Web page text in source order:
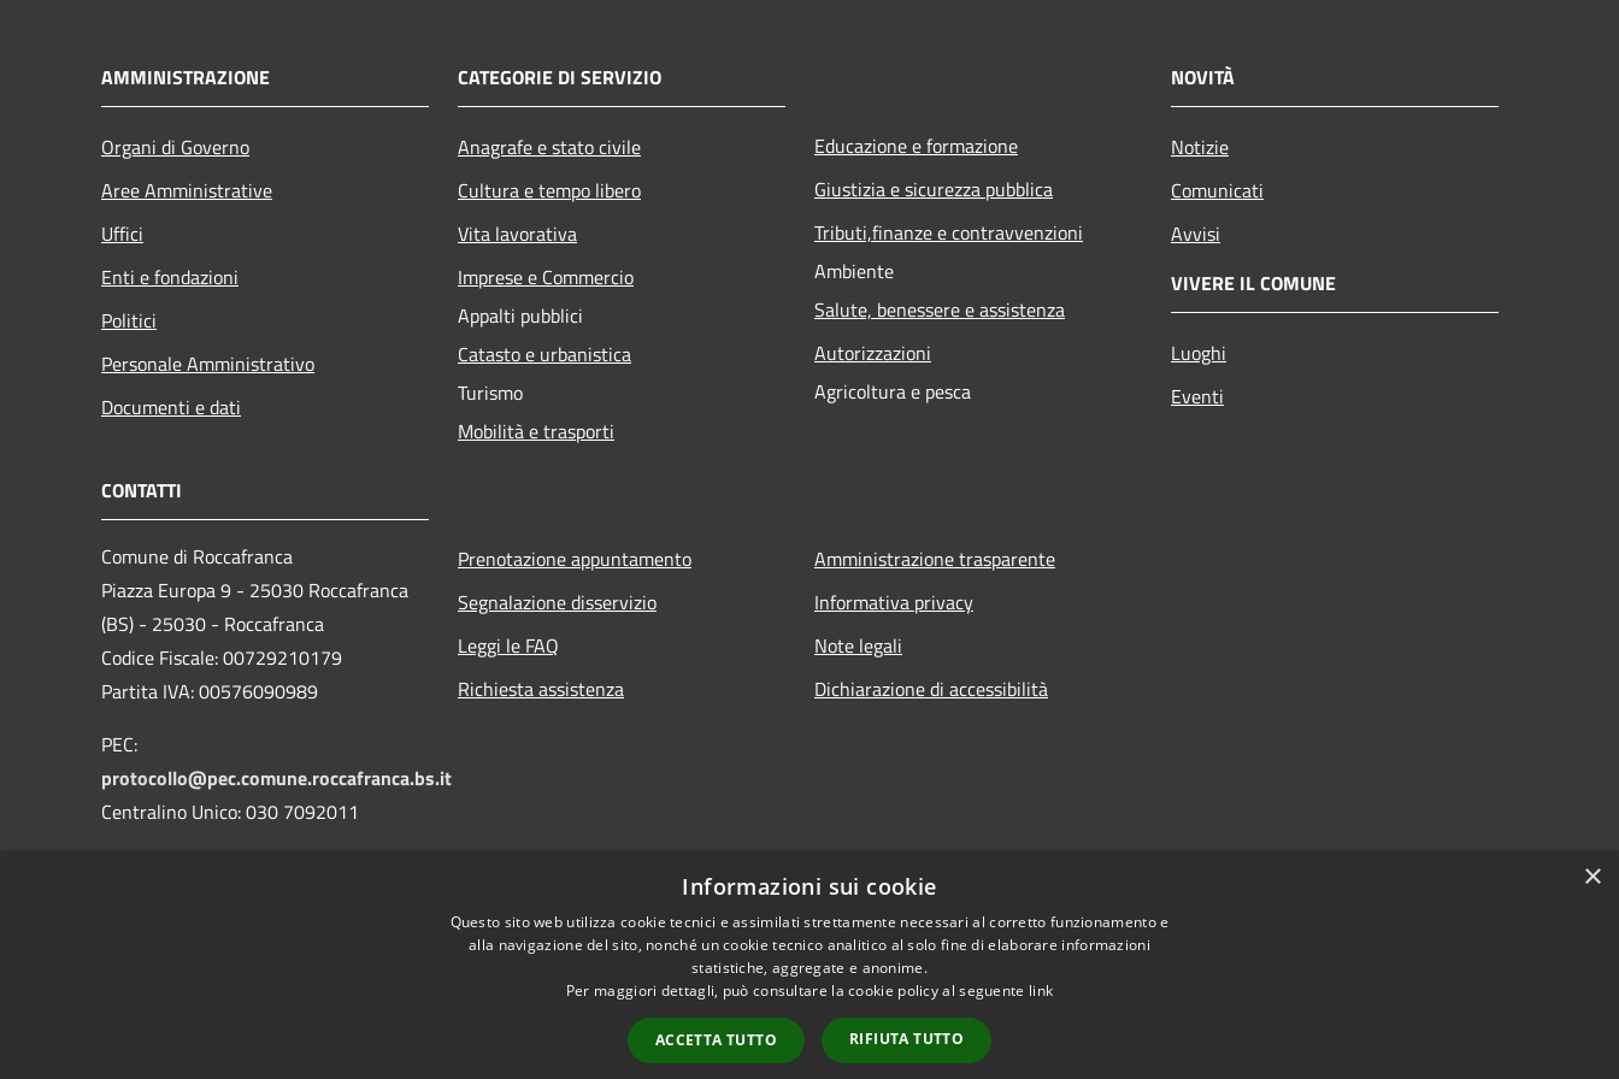
AMMINISTRAZIONE
Organi di Governo
Aree Amministrative
Uffici
Enti e fondazioni
Politici
Personale Amministrativo
Documenti e dati
CATEGORIE DI SERVIZIO
Anagrafe e stato civile
Cultura e tempo libero
Vita lavorativa
Imprese e Commercio
Appalti pubblici
Catasto e urbanistica
Turismo
Mobilità e trasporti
Educazione e formazione
Giustizia e sicurezza pubblica
Tributi,finanze e contravvenzioni
Ambiente
Salute, benessere e assistenza
Autorizzazioni
Agricoltura e pesca
NOVITÀ
Notizie
Comunicati
Avvisi
VIVERE IL COMUNE
Luoghi
Eventi
CONTATTI
Comune di Roccafranca
Piazza Europa 9 - 25030 Roccafranca
(BS) - 25030 - Roccafranca
Codice Fiscale: 00729210179
Partita IVA: 00576090989
PEC:
protocollo@pec.comune.roccafranca.bs.it
Centralino Unico: 030 7092011
Prenotazione appuntamento
Segnalazione disservizio
Leggi le FAQ
Richiesta assistenza
Amministrazione trasparente
Informativa privacy
Note legali
Dichiarazione di accessibilità
Copyright © 2026 • Comune di Roccafranca • Powered by
×
Informazioni sui cookie
Questo sito web utilizza cookie tecnici e assimilati strettamente necessari al corretto funzionamento e
alla navigazione del sito, nonché un cookie tecnico analitico al solo fine di elaborare informazioni
statistiche, aggregate e anonime.
Per maggiori dettagli, può consultare la cookie policy al seguente link
ACCETTA TUTTO RIFIUTA TUTTO